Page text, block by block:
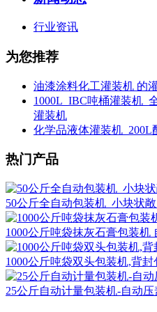
行业资讯
为您推荐
油漆涂料化工灌装机 的
1000L_IBC吨桶灌装机_
灌装机
化学品液体灌装机_200L
热门产品
50公斤全自动包装机_小块状
1000公斤吨袋抹灰石膏包装机
1000公斤吨袋双头包装机,背
25公斤自动计量包装机-自动